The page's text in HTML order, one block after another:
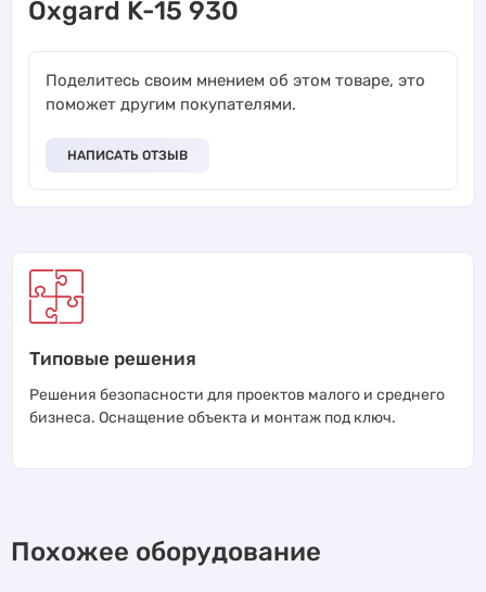
Oxgard K-15 930
Поделитесь своим мнением об этом товаре, это
поможет другим покупателями.
НАПИСАТЬ ОТЗЫВ
Типовые решения
Решения безопасности для проектов малого и среднего
бизнеса. Оснащение объекта и монтаж под ключ.
Похожее оборудование